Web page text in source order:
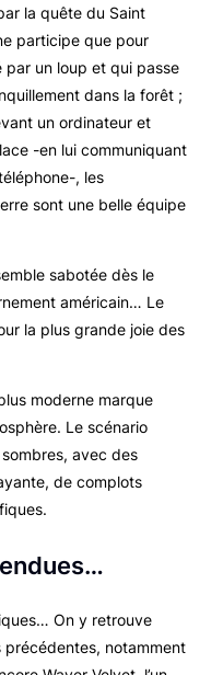
la quête du Saint
participe que pour
par un loup et qui passe
dans la forêt ;
un ordinateur et
-en lui communiquant
, les
sont une belle équipe
sabotée dès le
américain… Le
la plus grande joie des
moderne marque
Le scénario
avec des
de complots
On y retrouve
précédentes, notamment